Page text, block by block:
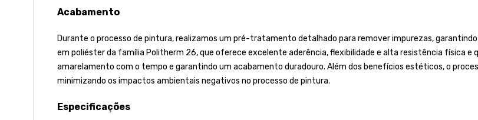
Acabamento
Durante o processo de pintura, realizamos um pré-tratamento detalhado para remover impurezas,
em poliéster da família Politherm 26, que oferece excelente aderência, flexibilidade e alta resistência física e
amarelamento com o tempo e garantindo um acabamento duradouro. Além dos benefícios estéticos, o
minimizando os impactos ambientais negativos no processo de pintura.
Especificações